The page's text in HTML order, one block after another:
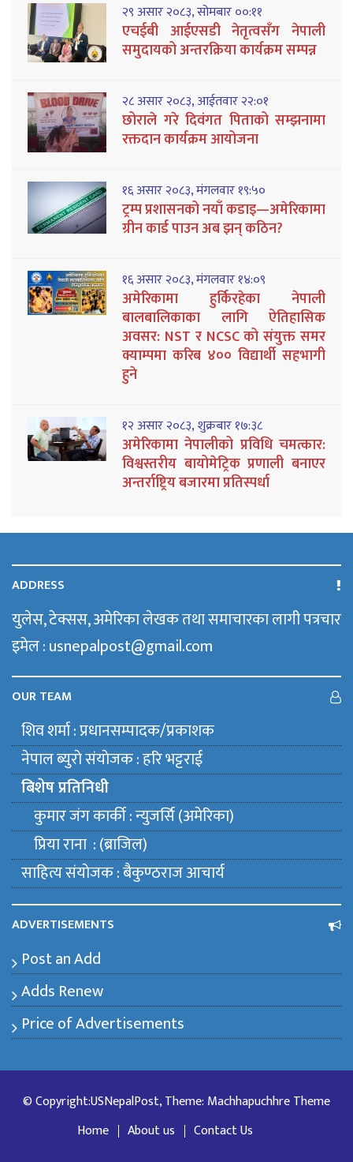
२९ असार २०८३, सोमबार ००:११
एचईबी आईएसडी नेतृत्वसँग नेपाली
समुदायको अन्तरक्रिया कार्यक्रम सम्पन्न
२८ असार २०८३, आईतवार २२:०१
छोराले गरे दिवंगत पिताको सम्झनामा
रक्तदान कार्यक्रम आयोजना
१६ असार २०८३, मंगलवार १९:५०
ट्रम्प प्रशासनको नयाँ कडाइ—अमेरिकामा
ग्रीन कार्ड पाउन अब झन् कठिन?
१६ असार २०८३, मंगलवार १४:०९
अमेरिकामा हुर्किरहेका नेपाली
बालबालिकाका लागि ऐतिहासिक
अवसर: NST र NCSC को संयुक्त समर
क्याम्पमा करिब ४०० विद्यार्थी सहभागी
हुने
१२ असार २०८३, शुक्रबार १७:३८
अमेरिकामा नेपालीको प्रविधि चमत्कार:
विश्वस्तरीय बायोमेट्रिक प्रणाली बनाएर
अन्तर्राष्ट्रिय बजारमा प्रतिस्पर्धा
ADDRESS
युलेस, टेक्सस, अमेरिका लेखक तथा समाचारका लागी पत्रचार
इमेल : usnepalpost@gmail.com
OUR TEAM
शिव शर्मा : प्रधानसम्पादक/प्रकाशक
नेपाल ब्युराे संयाेजक : हरि भट्टराई
बिशेष प्रतिनिधी
कुमार जंग कार्की : न्युजर्सि (अमेरिका)
प्रिया राना : (ब्राजिल)
साहित्य संयाेजक : बैकुण्ठराज आचार्य
ADVERTISEMENTS
Post an Add
Adds Renew
Price of Advertisements
© Copyright:USNepalPost, Theme: Machhapuchhre Theme
Home
About us Contact Us